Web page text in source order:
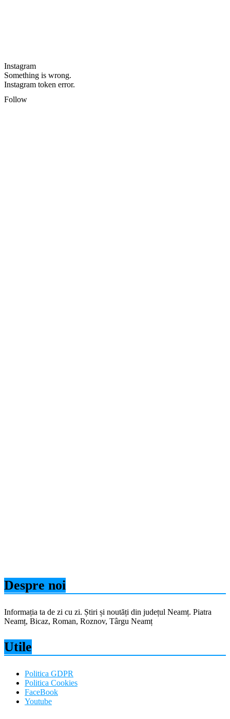
Instagram
Something is wrong.
Instagram token error.
Follow
Despre noi
Informația ta de zi cu zi. Știri și noutăți din județul Neamț. Piatra
Neamț, Bicaz, Roman, Roznov, Târgu Neamț
Utile
Politica GDPR
Politica Cookies
FaceBook
Youtube